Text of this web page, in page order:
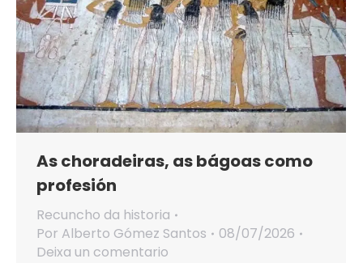
As choradeiras, as bágoas como
profesión
Recuncho da historia
Por Alberto Gómez Santos
08/07/2026
Deixa un comentario